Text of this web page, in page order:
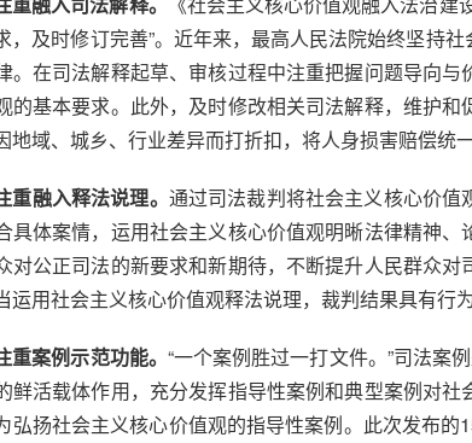
，及时修订完善”。近年来，最高人民法院始终坚持
。在司法解释起草、审核过程中注重把握问题导向
的基本要求。此外，及时修改相关司法解释，维护
地域、城乡、行业差异而打折扣，将人身损害赔偿统
重融入释法说理。 通过司法裁判将社会主义核心价
具体案情，运用社会主义核心价值观明晰法律精神
对公正司法的新要求和新期待，不断提升人民群众
运用社会主义核心价值观释法说理，裁判结果具有行
重案例示范功能。 “一个案例胜过一打文件。”司法案
鲜活载体作用，充分发挥指导性案例和典型案例对
弘扬社会主义核心价值观的指导性案例。此次发布